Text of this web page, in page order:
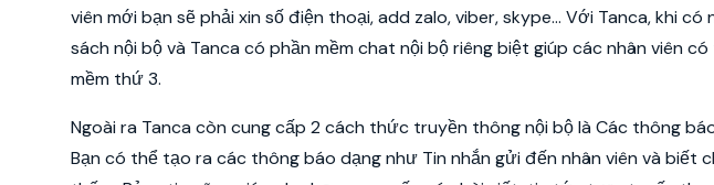
viên mới bạn sẽ phải xin số điện thoại, add zalo, viber, skype… Với Tanca, khi
sách nội bộ và Tanca có phần mềm chat nội bộ riêng biệt giúp các nhân viên
mềm thứ 3.
Ngoài ra Tanca còn cung cấp 2 cách thức truyền thông nội bộ là Các thông
Bạn có thể tạo ra các thông báo dạng như Tin nhắn gửi đến nhân viên và biết